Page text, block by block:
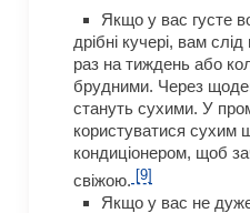
Якщо у вас густе
дрібні кучері, вам
раз на тиждень або
брудними. Через
стануть сухими. У
користуватися сухим
кондиціонером, щоб
свіжою. [9]
Якщо у вас не дуже